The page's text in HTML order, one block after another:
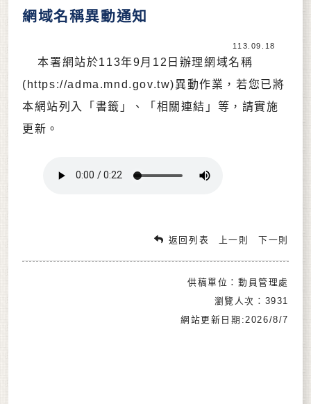
網域名稱異動通知
113.09.18
本署網站於113年9月12日辦理網域名稱
(https://adma.mnd.gov.tw)異動作業，若您已將
本網站列入「書籤」、「相關連結」等，請實施
更新。
返回列表 上一則 下一則
供稿單位：動員管理處
瀏覽人次：3931
網站更新日期:2026/8/7